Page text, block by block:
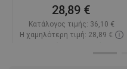
28,89 €
Κατάλογος τιμής: 36,10 €
Η χαμηλότερη τιμή: 28,89 €